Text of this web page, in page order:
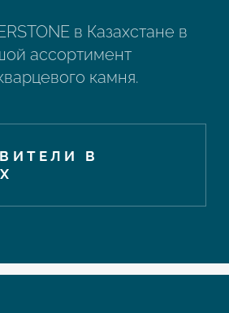
в Казахстане в
ассортимент
камня.
В